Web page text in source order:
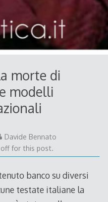
morte di
modelli
Davide Bennato
for this post.
banco su diversi
testate italiane la